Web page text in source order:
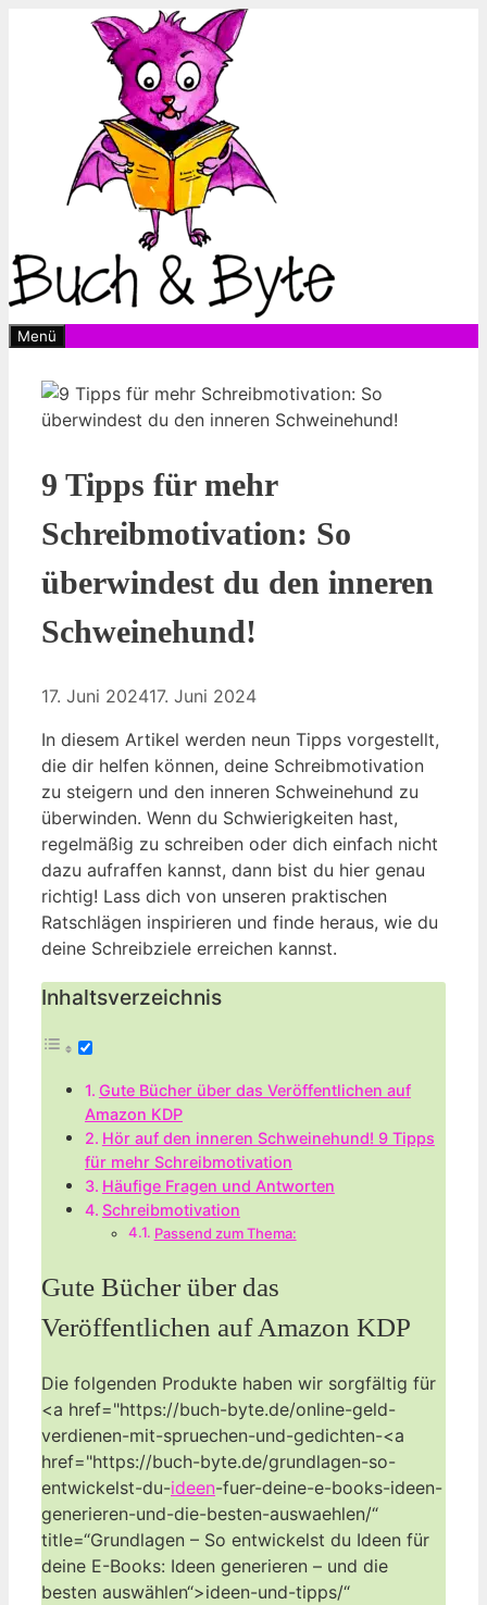
Menü
9 Tipps für mehr
Schreibmotivation: So
überwindest du den inneren
Schweinehund!
17. Juni 202417. Juni 2024
In diesem Artikel werden neun Tipps vorgestellt,
die dir helfen können, deine Schreibmotivation
zu steigern und den inneren Schweinehund zu
überwinden. Wenn du Schwierigkeiten hast,
regelmäßig zu schreiben oder dich einfach nicht
dazu aufraffen kannst, dann bist du hier genau
richtig! Lass dich von unseren praktischen
Ratschlägen inspirieren und finde heraus, wie du
deine Schreibziele erreichen kannst.
Inhaltsverzeichnis
Gute Bücher über das Veröffentlichen auf
Amazon KDP
Hör auf den inneren Schweinehund! 9 Tipps
für mehr Schreibmotivation
Häufige Fragen und Antworten
Schreibmotivation
Passend zum Thema:
Gute Bücher über das
Veröffentlichen auf Amazon KDP
Die folgenden Produkte haben wir sorgfältig für
<a href="https://buch-byte.de/online-geld-
verdienen-mit-spruechen-und-gedichten-<a
href="https://buch-byte.de/grundlagen-so-
entwickelst-du-ideen-fuer-deine-e-books-ideen-
generieren-und-die-besten-auswaehlen/“
title=“Grundlagen – So entwickelst du Ideen für
deine E-Books: Ideen generieren – und die
besten auswählen“>ideen-und-tipps/“